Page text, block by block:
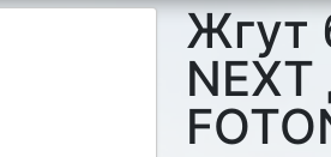
Жгут